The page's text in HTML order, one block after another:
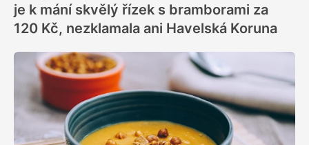
je k mání skvělý řízek s bramborami za
120 Kč, nezklamala ani Havelská Koruna